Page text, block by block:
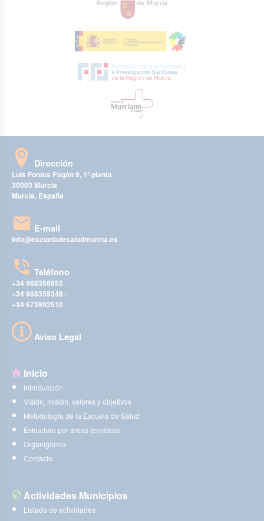
Dirección
Luis Fontes Pagán 9, 1ª planta
30003 Murcia
Murcia, España
E-mail
info@escueladesaludmurcia.es
Teléfono
+34 968356655 -
+34 968359348 -
+34 673992510
Aviso Legal
Inicio
Introducción
Visión, misión, valores y objetivos
Metodología de la Escuela de Salud
Estructura por áreas temáticas
Organigrama
Contacto
Actividades Municipios
Listado de actividades